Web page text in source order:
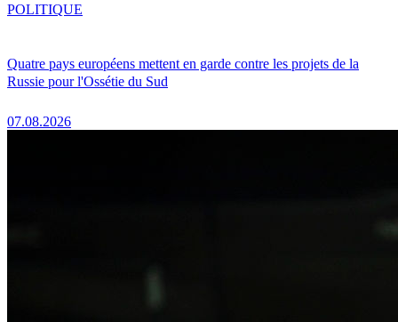
Quatre pays européens mettent en garde contre les projets de la
Russie pour l'Ossétie du Sud
07.08.2026
POLITIQUE